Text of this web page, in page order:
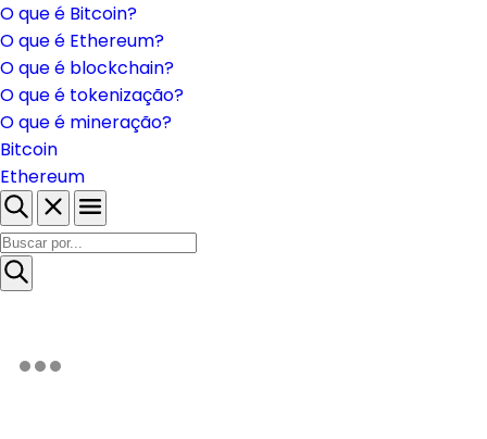
O que é Bitcoin?
O que é Ethereum?
O que é blockchain?
O que é tokenização?
O que é mineração?
Bitcoin
Ethereum